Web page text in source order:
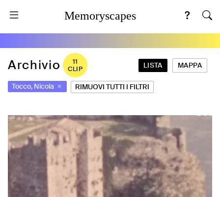
Memoryscapes
Archivio
11
CLIP
LISTA MAPPA
Tocco, Nicola RIMUOVI TUTTI I FILTRI